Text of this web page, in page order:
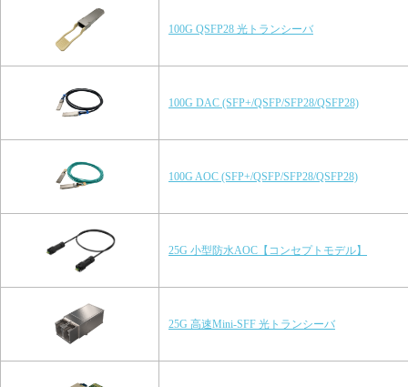
100G QSFP28 光トランシーバ
100G DAC (SFP+/QSFP/SFP28/QSFP28)
100G AOC (SFP+/QSFP/SFP28/QSFP28)
25G 小型防水AOC【コンセプトモデル】
25G 高速Mini-SFF 光トランシーバ